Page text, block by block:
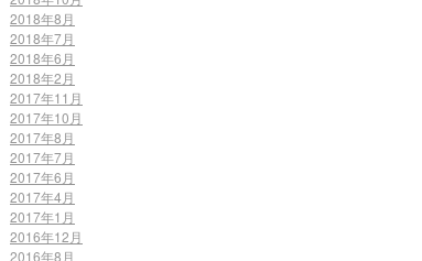
2018年8月
2018年7月
2018年6月
2018年2月
2017年11月
2017年10月
2017年8月
2017年7月
2017年6月
2017年4月
2017年1月
2016年12月
2016年8月